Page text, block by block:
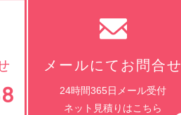
メールにてお問合せ
24時間365日メール受付
ネット見積りはこちら